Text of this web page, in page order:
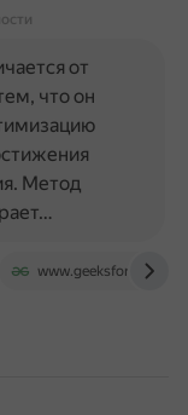
от
что он
Метод